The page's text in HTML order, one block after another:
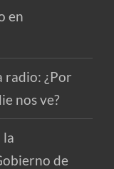
en
radio: ¿Por
nos ve?
la
de